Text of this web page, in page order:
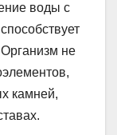
воды с
не
камней,